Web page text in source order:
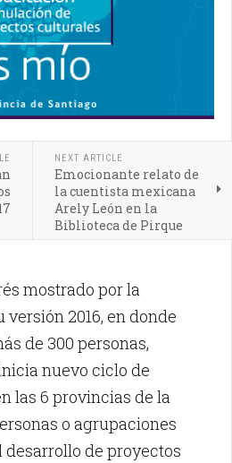
NEXT ARTICLE
Emocionante relato de
la cuentista mexicana
Arely León en la
Biblioteca de Pirque
mostrado por la
2016, en donde
de 300 personas,
nuevo ciclo de
las 6 provincias de la
o agrupaciones
desarrollo de proyectos